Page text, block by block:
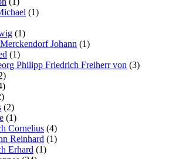
(1)
(1)
Johann (1)
(1)
Philipp Friedrich Freiherr von (3)
(2)
(1)
Cornelius (4)
Reinhard (1)
Erhard (1)